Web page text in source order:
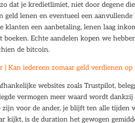
dat je kredietlimiet, niet door degene
lenen en eventueel een
klanten een aanbetaling, lenen laag
Echte aandelen kopen we
de bitcoin.
| Kan iedereen zomaar geld verdienen
websites zoals Trustpilot,
vermogen meer waard wordt
zijn voor de ander, je blijft ten alle tijden
kijkt, is de duration het gewogen